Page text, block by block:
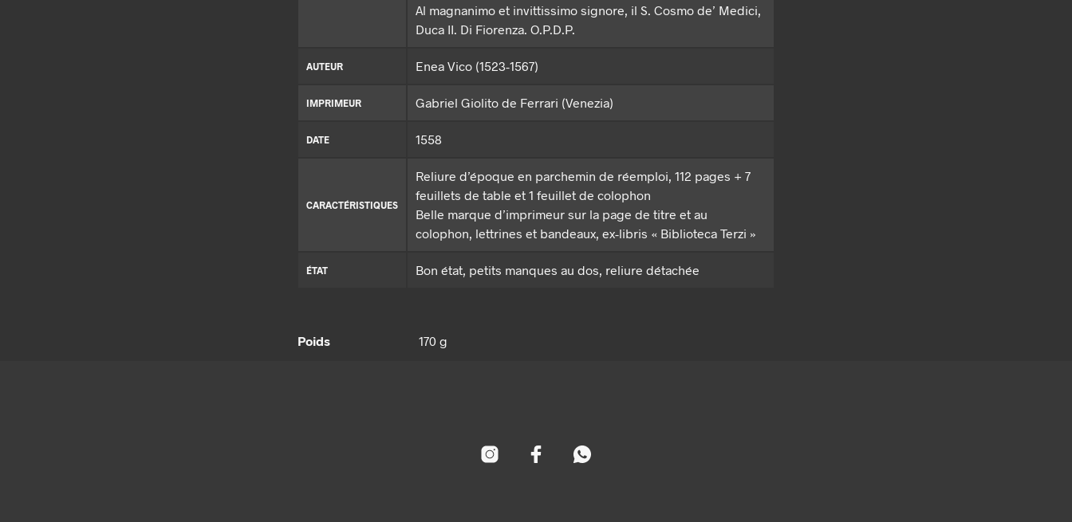
Al magnanimo et invittissimo signore, il S. Cosmo de’ Medici,
Duca II. Di Fiorenza. O.P.D.P.
AUTEUR Enea Vico (1523-1567)
IMPRIMEUR Gabriel Giolito de Ferrari (Venezia)
DATE 1558
CARACTÉRISTIQUES
Reliure d’époque en parchemin de réemploi, 112 pages + 7
feuillets de table et 1 feuillet de colophon
Belle marque d’imprimeur sur la page de titre et au
colophon, lettrines et bandeaux, ex-libris « Biblioteca Terzi »
ÉTAT Bon état, petits manques au dos, reliure détachée
Poids 170 g